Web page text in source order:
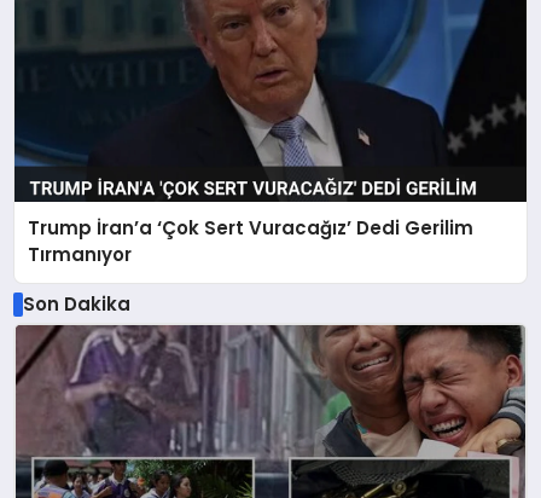
Trump İran’a ‘Çok Sert Vuracağız’ Dedi Gerilim
Tırmanıyor
Son Dakika